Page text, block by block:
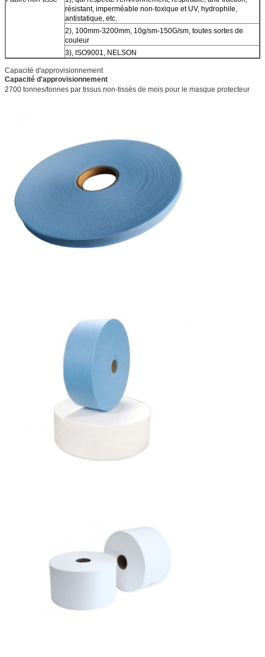
résistant, imperméable non-toxique et UV, hydrophile,
antistatique, etc.
2), 100mm-3200mm, 10g/sm-150G/sm, toutes sortes de
couleur
3), ISO9001, NELSON
Capacité d'approvisionnement
Capacité d'approvisionnement
2700 tonnes/tonnes par tissus non-tissés de mois pour le masque protecteur